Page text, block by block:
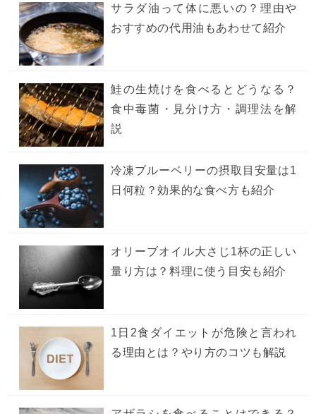
サラダ油って体に悪いの？理由や
おすすめの代用油もあわせて紹介
鮭の生焼けを食べるとどうなる？
食中毒菌・見分け方・調理法を解
説
冷凍ブルーベリーの摂取目安量は1
日何粒？効果的な食べ方も紹介
オリーブオイル大さじ1杯の正しい
量り方は？料理に使う目安も紹介
1日2食ダイエットが危険と言われ
る理由とは？やり方のコツも解説